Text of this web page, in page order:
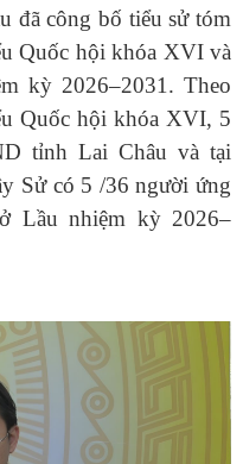
đã công bố tiểu sử tóm
Quốc hội khóa XVI và
kỳ 2026–2031. Theo
Quốc hội khóa XVI, 5
tỉnh Lai Châu và tại
Sử có 5 /36 người ứng
Lầu nhiệm kỳ 2026–